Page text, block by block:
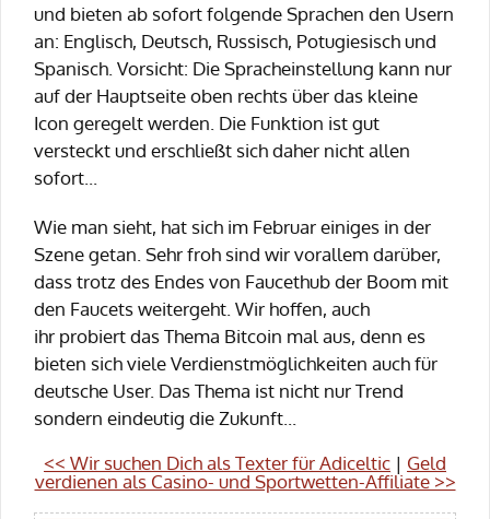
und bieten ab sofort folgende Sprachen den Usern
an: Englisch, Deutsch, Russisch, Potugiesisch und
Spanisch. Vorsicht: Die Spracheinstellung kann nur
auf der Hauptseite oben rechts über das kleine
Icon geregelt werden. Die Funktion ist gut
versteckt und erschließt sich daher nicht allen
sofort...
Wie man sieht, hat sich im Februar einiges in der
Szene getan. Sehr froh sind wir vorallem darüber,
dass trotz des Endes von Faucethub der Boom mit
den Faucets weitergeht. Wir hoffen, auch
ihr probiert das Thema Bitcoin mal aus, denn es
bieten sich viele Verdienstmöglichkeiten auch für
deutsche User. Das Thema ist nicht nur Trend
sondern eindeutig die Zukunft...
<< Wir suchen Dich als Texter für Adiceltic | Geld
verdienen als Casino- und Sportwetten-Affiliate >>